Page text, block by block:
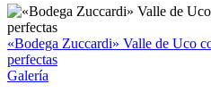
«Bodega Zuccardi» Valle de Uco
perfectas
Galería